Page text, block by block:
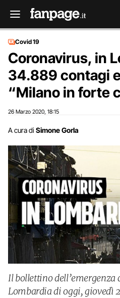
Covid 19
Coronavirus, in
34.889 contagi
“Milano in forte
26 Marzo 2020 18:15
A cura di Simone Gorla
Il bollettino dell’emergenza
Lombardia di oggi, giovedì